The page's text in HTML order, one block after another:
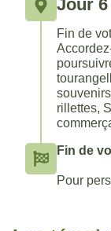
Jour
Fin de
rillettes,
Fin de
Pour